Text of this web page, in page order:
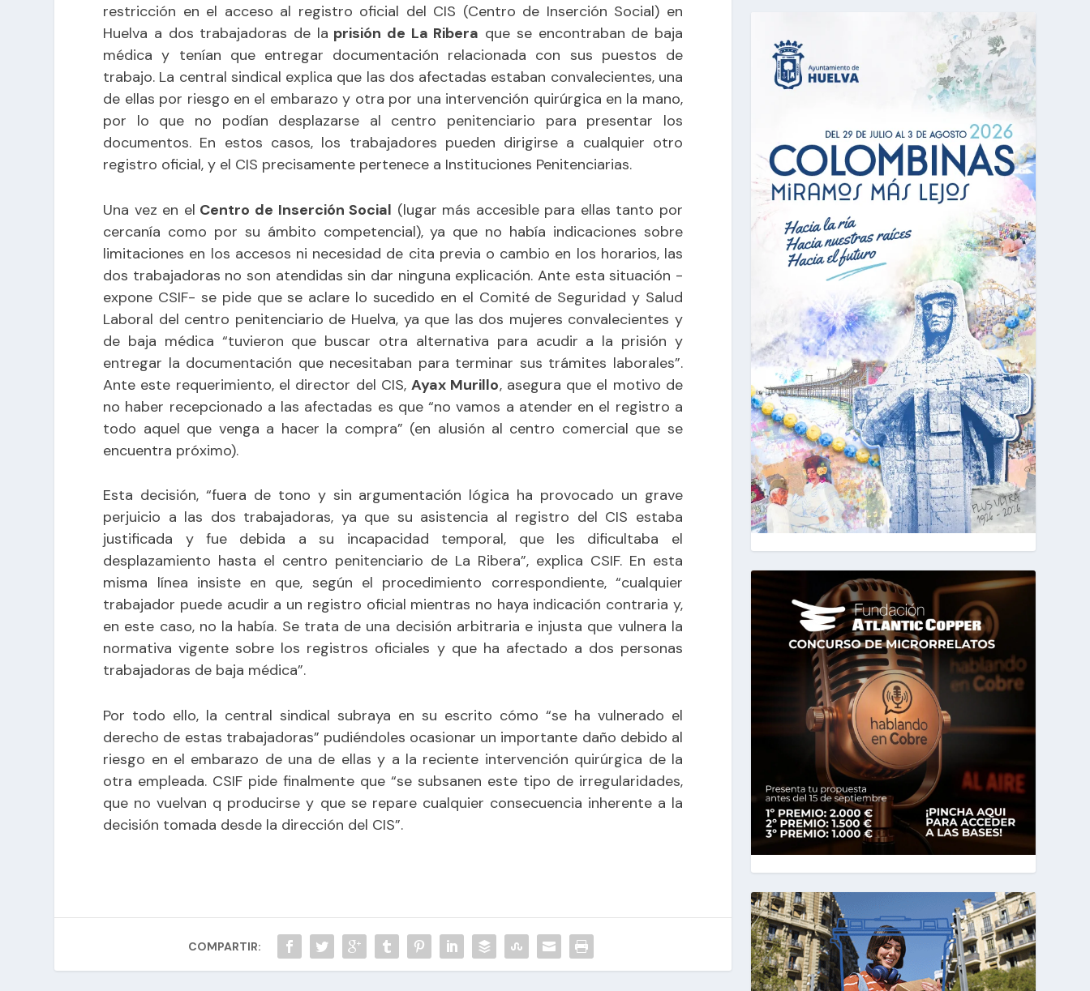
restricción en el acceso al registro oficial del CIS (Centro de Inserción Social) en
Huelva a dos trabajadoras de la prisión de La Ribera que se encontraban de baja
médica y tenían que entregar documentación relacionada con sus puestos de
trabajo. La central sindical explica que las dos afectadas estaban convalecientes, una
de ellas por riesgo en el embarazo y otra por una intervención quirúrgica en la mano,
por lo que no podían desplazarse al centro penitenciario para presentar los
documentos. En estos casos, los trabajadores pueden dirigirse a cualquier otro
registro oficial, y el CIS precisamente pertenece a Instituciones Penitenciarias.
Una vez en el Centro de Inserción Social (lugar más accesible para ellas tanto por
cercanía como por su ámbito competencial), ya que no había indicaciones sobre
limitaciones en los accesos ni necesidad de cita previa o cambio en los horarios, las
dos trabajadoras no son atendidas sin dar ninguna explicación. Ante esta situación -
expone CSIF- se pide que se aclare lo sucedido en el Comité de Seguridad y Salud
Laboral del centro penitenciario de Huelva, ya que las dos mujeres convalecientes y
de baja médica “tuvieron que buscar otra alternativa para acudir a la prisión y
entregar la documentación que necesitaban para terminar sus trámites laborales”.
Ante este requerimiento, el director del CIS,Ayax Murillo, asegura que el motivo de
no haber recepcionado a las afectadas es que “no vamos a atender en el registro a
todo aquel que venga a hacer la compra” (en alusión al centro comercial que se
encuentra próximo).
Esta decisión, “fuera de tono y sin argumentación lógica ha provocado un grave
perjuicio a las dos trabajadoras, ya que su asistencia al registro del CIS estaba
justificada y fue debida a su incapacidad temporal, que les dificultaba el
desplazamiento hasta el centro penitenciario de La Ribera”, explica CSIF. En esta
misma línea insiste en que, según el procedimiento correspondiente, “cualquier
trabajador puede acudir a un registro oficial mientras no haya indicación contraria y,
en este caso, no la había. Se trata de una decisión arbitraria e injusta que vulnera la
normativa vigente sobre los registros oficiales y que ha afectado a dos personas
trabajadoras de baja médica”.
Por todo ello, la central sindical subraya en su escrito cómo “se ha vulnerado el
derecho de estas trabajadoras” pudiéndoles ocasionar un importante daño debido al
riesgo en el embarazo de una de ellas y a la reciente intervención quirúrgica de la
otra empleada. CSIF pide finalmente que “se subsanen este tipo de irregularidades,
que no vuelvan q producirse y que se repare cualquier consecuencia inherente a la
decisión tomada desde la dirección del CIS”.
COMPARTIR: